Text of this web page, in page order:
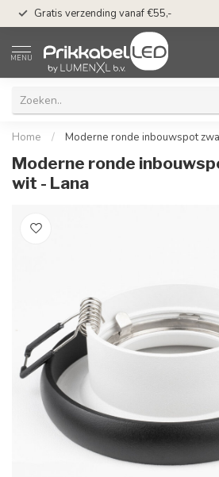
Gratis verzending vanaf €55,-
MENU
Home / Moderne ronde inbouwspot
Moderne ronde
wit - Lana